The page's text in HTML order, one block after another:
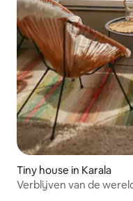
Tiny house in Karala
Verblijven van de